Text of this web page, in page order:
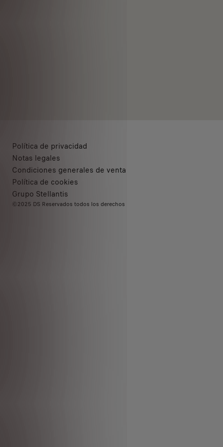
Política de privacidad
Notas legales
Condiciones generales de venta
Política de cookies
Grupo Stellantis
©2025 DS Reservados todos los derechos